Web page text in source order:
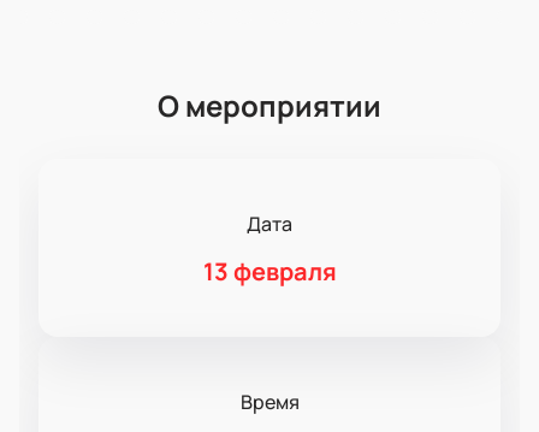
О мероприятии
Дата
13 февраля
Время